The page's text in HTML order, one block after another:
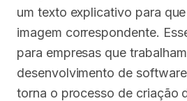
um texto explicativo para
imagem correspondente.
para empresas que
desenvolvimento de
torna o processo de criação